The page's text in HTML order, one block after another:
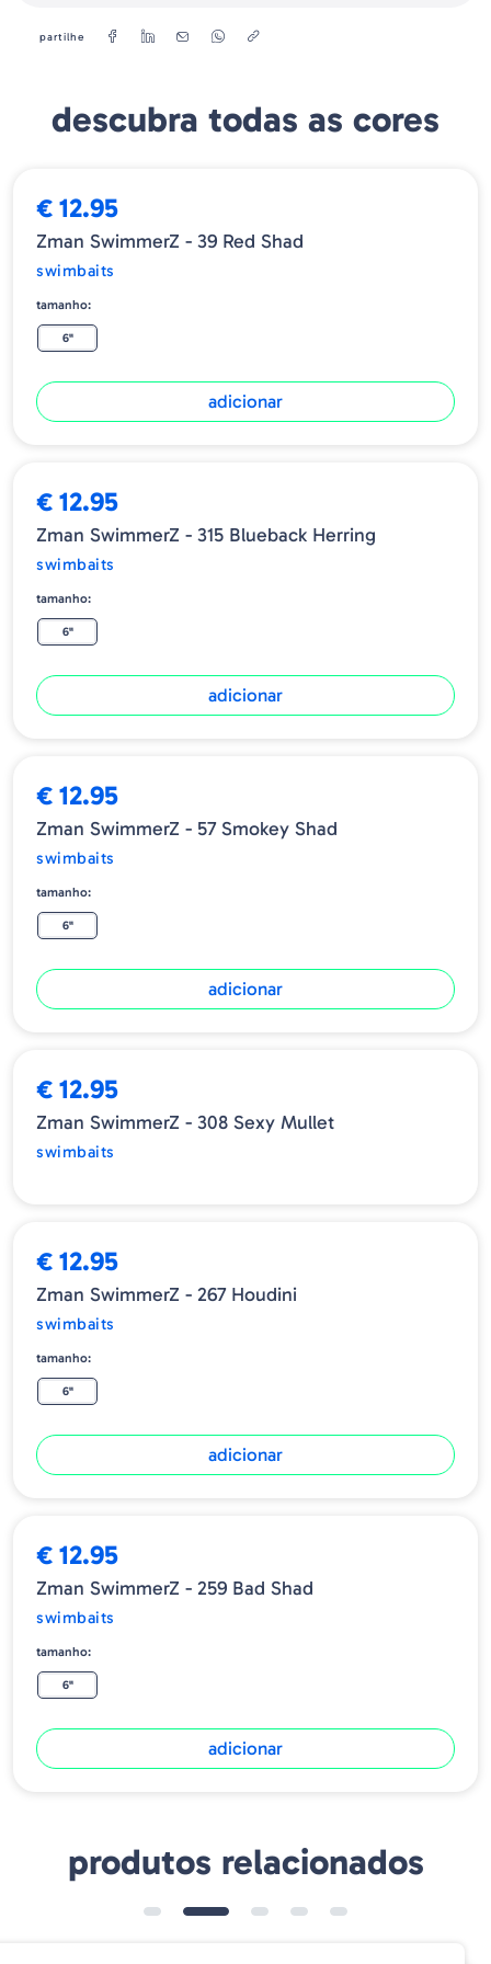
partilhe
descubra todas as cores
€ 12.95
Zman SwimmerZ - 39 Red Shad
swimbaits
tamanho:
6"
adicionar
€ 12.95
Zman SwimmerZ - 315 Blueback Herring
swimbaits
tamanho:
6"
adicionar
€ 12.95
Zman SwimmerZ - 57 Smokey Shad
swimbaits
tamanho:
6"
adicionar
€ 12.95
Zman SwimmerZ - 308 Sexy Mullet
swimbaits
€ 12.95
Zman SwimmerZ - 267 Houdini
swimbaits
tamanho:
6"
adicionar
€ 12.95
Zman SwimmerZ - 259 Bad Shad
swimbaits
tamanho:
6"
adicionar
produtos relacionados